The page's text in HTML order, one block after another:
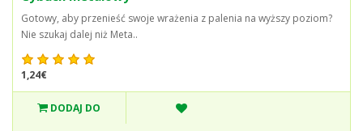
Gotowy, aby przenieść swoje wrażenia z palenia na wyższy poziom?
Nie szukaj dalej niż Meta..
1,24€
DODAJ DO